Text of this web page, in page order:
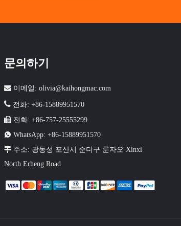
문의하기
이메일: olivia@kaihongmac.com
전화: +86-15889951570
전화: +86-757-25555299
 WhatsApp: +86-15889951570
주소: 광동성 포산시 순더구 룬자오 Xinxi
North Erheng Road